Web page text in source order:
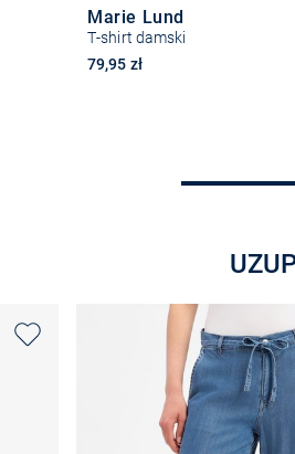
Marie Lund
T-shirt damski
79,95 zł
Wybierz